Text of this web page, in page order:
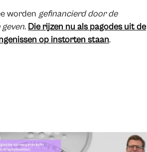
worden gefinancierd door de
. Die rijzen nu als pagodes uit de
op instorten staan.